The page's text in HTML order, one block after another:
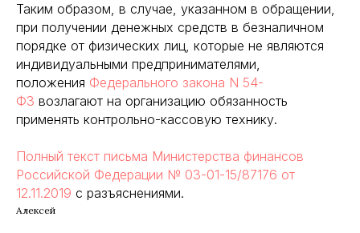
Таким образом, в случае, указанном в обращении,
при получении денежных средств в безналичном
порядке от физических лиц, которые не являются
индивидуальными предпринимателями,
положения Федерального закона N 54-
ФЗ возлагают на организацию обязанность
применять контрольно-кассовую технику.
Полный текст письма Министерства финансов
Российской Федерации № 03-01-15/87176 от
12.11.2019 с разъяснениями.
Алексей